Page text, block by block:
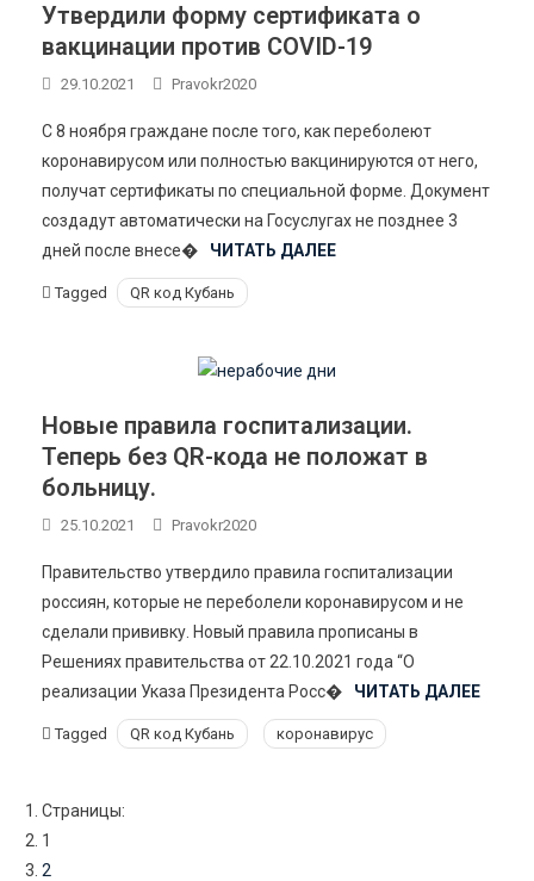
Утвердили форму сертификата о
вакцинации против COVID-19
29.10.2021 Pravokr2020
С 8 ноября граждане после того, как переболеют
коронавирусом или полностью вакцинируются от него,
получат сертификаты по специальной форме. Документ
создадут автоматически на Госуслугах не позднее 3
дней после внесе�
ЧИТАТЬ ДАЛЕЕ
Tagged QR код Кубань
Новые правила госпитализации.
Теперь без QR-кода не положат в
больницу.
25.10.2021 Pravokr2020
Правительство утвердило правила госпитализации
россиян, которые не переболели коронавирусом и не
сделали прививку. Новый правила прописаны в
Решениях правительства от 22.10.2021 года “О
реализации Указа Президента Росс�
ЧИТАТЬ ДАЛЕЕ
Tagged QR код Кубань коронавирус
Страницы:
1
2